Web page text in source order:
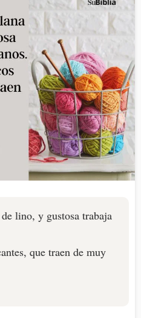
lino, y gustosa trabaja
que traen de muy